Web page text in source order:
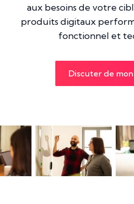
aux besoins de votre
produits digitaux
fonctionnel et
Discuter de